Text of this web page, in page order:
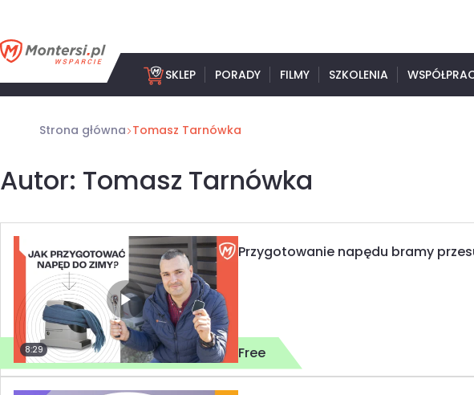
treści
SKLEP PORADY FILMY SZKOLENIA
Strona główna Tomasz Tarnówka
Autor: Tomasz Tarnówka
8:29
Przygotowanie napędu bramy
Free